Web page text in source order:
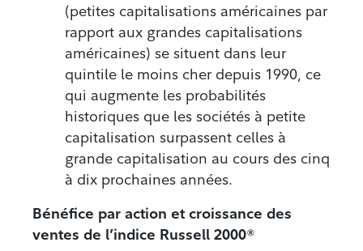
(petites capitalisations américaines par
rapport aux grandes capitalisations
américaines) se situent dans leur
quintile le moins cher depuis 1990, ce
qui augmente les probabilités
historiques que les sociétés à petite
capitalisation surpassent celles à
grande capitalisation au cours des cinq
à dix prochaines années.
Bénéfice par action et croissance des
ventes de l’indice Russell 2000®